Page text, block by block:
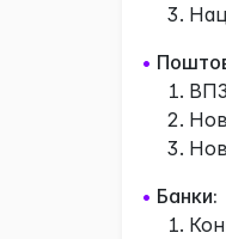
•
• Банки: